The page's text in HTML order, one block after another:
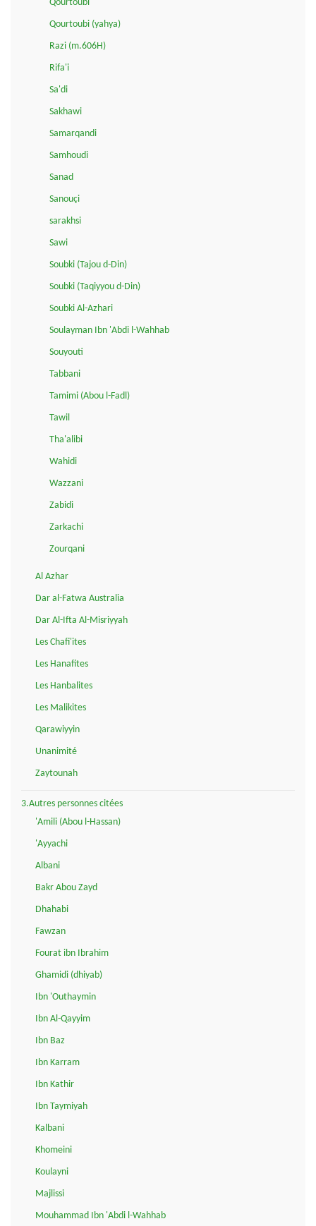
Qourtoubi
Qourtoubi (yahya)
Razi (m.606H)
Rifa'i
Sa'di
Sakhawi
Samarqandi
Samhoudi
Sanad
Sanouçi
sarakhsi
Sawi
Soubki (Tajou d-Din)
Soubki (Taqiyyou d-Din)
Soubki Al-Azhari
Soulayman Ibn 'Abdi l-Wahhab
Souyouti
Tabbani
Tamimi (Abou l-Fadl)
Tawil
Tha'alibi
Wahidi
Wazzani
Zabidi
Zarkachi
Zourqani
Al Azhar
Dar al-Fatwa Australia
Dar Al-Ifta Al-Misriyyah
Les Chafi'ites
Les Hanafites
Les Hanbalites
Les Malikites
Qarawiyyin
Unanimité
Zaytounah
3.Autres personnes citées
'Amili (Abou l-Hassan)
'Ayyachi
Albani
Bakr Abou Zayd
Dhahabi
Fawzan
Fourat ibn Ibrahim
Ghamidi (dhiyab)
Ibn 'Outhaymin
Ibn Al-Qayyim
Ibn Baz
Ibn Karram
Ibn Kathir
Ibn Taymiyah
Kalbani
Khomeini
Koulayni
Majlissi
Mouhammad Ibn 'Abdi l-Wahhab